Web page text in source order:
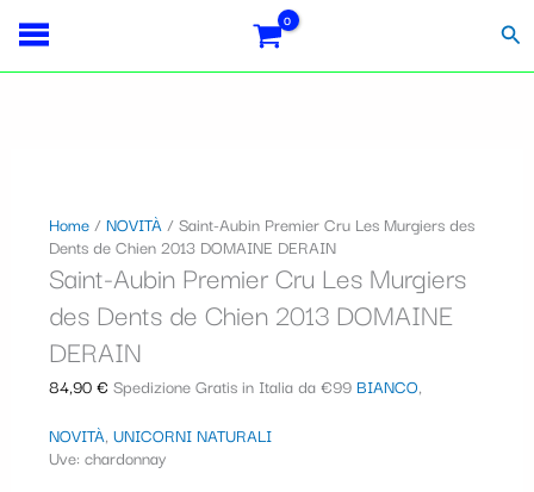
contenuto
Home/NOVITÀ/ Saint-Aubin Premier Cru Les Murgiers des
Dents de Chien 2013 DOMAINE DERAIN
Saint-Aubin Premier Cru Les Murgiers
des Dents de Chien 2013 DOMAINE
DERAIN
84,90€ Spedizione Gratis in Italia da €99 BIANCO,
NOVITÀ, UNICORNI NATURALI
Uve: chardonnay
S